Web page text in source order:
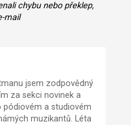
chybu nebo překlep,
mail
jsem zodpovědný
za sekci novinek a
pódiovém a studiovém
muzikantů. Léta